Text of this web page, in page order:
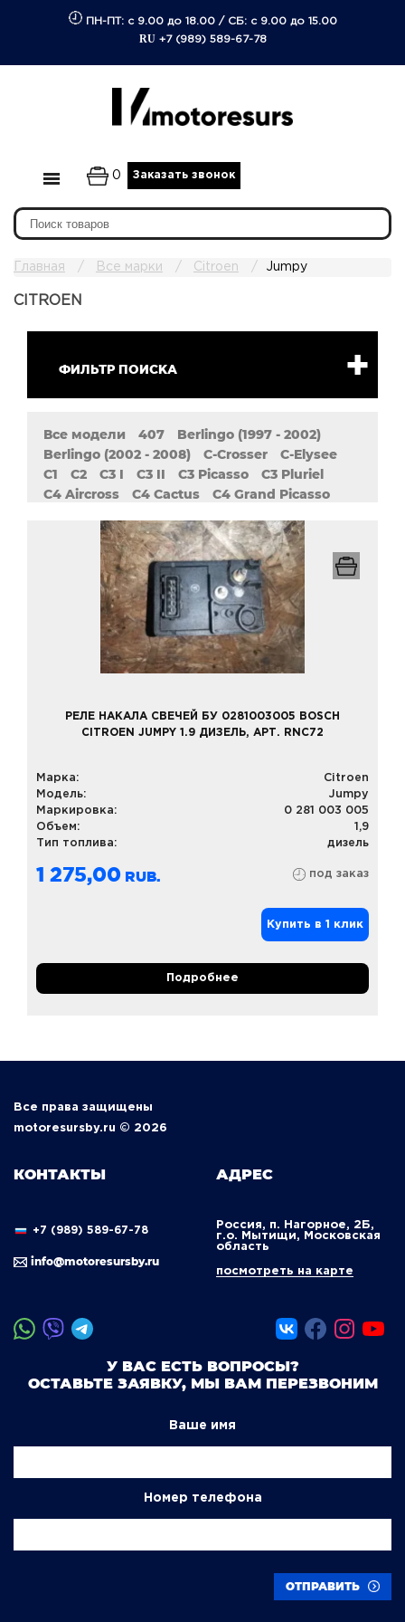
ПН-ПТ: с 9.00 до 18.00/ СБ: с 9.00 до 15.00
RU +7 (989) 589-67-78
0 Заказать звонок
Главная Все марки Citroen Jumpy
CITROEN
ФИЛЬТР ПОИСКА
Все модели 407
Berlingo (1997 - 2002)
Berlingo (2002 - 2008)
C-Crosser
C-Elysee
C1
C2 C3 I C3 II C3 Picasso
C3 Pluriel
C4 Aircross
C4 Cactus
C4 Grand Picasso
C4 Picasso II
C5 Aircross C5 I C5 II
DS4 DS5
Evasion
Jumper (1994 - 2002)
Jumper (2002 - 2006)
Jumper (2006 - 2014)
Jumper (Relay)
Nemo Saxo
XM
Xantia (1993 - 1998)
Xantia (1998 - 2003)
Xsara (1997 - 2010)
Xsara Picasso ZX
РЕЛЕ НАКАЛА СВЕЧЕЙ БУ 0281003005 BOSCH
CITROEN JUMPY 1.9 ДИЗЕЛЬ, АРТ. RNC72
Марка:
Citroen
Модель:
Jumpy
Маркировка:
0 281 003 005
Объем:
1,9
Тип топлива:
дизель
1 275,00 под заказ
Купить в 1 клик
Подробнее
Все права защищены
motoresursby.ru © 2026
КОНТАКТЫ
+7 (989) 589-67-78
info@motoresursby.ru
АДРЕС
Россия, п. Нагорное, 2Б,
г.о. Мытищи, Московская
область
посмотреть на карте
У ВАС ЕСТЬ ВОПРОСЫ?
ОСТАВЬТЕ ЗАЯВКУ, МЫ ВАМ ПЕРЕЗВОНИМ
Ваше имя
Номер телефона
ОТПРАВИТЬ